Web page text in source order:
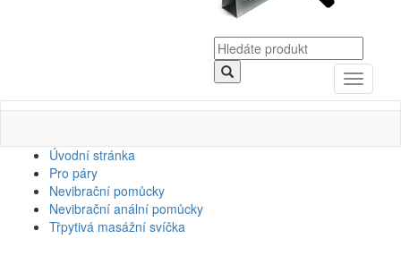
Toggle
Úvodní stránka
Pro páry
Nevibrační pomůcky
Nevibrační anální pomůcky
Třpytivá masážní svíčka